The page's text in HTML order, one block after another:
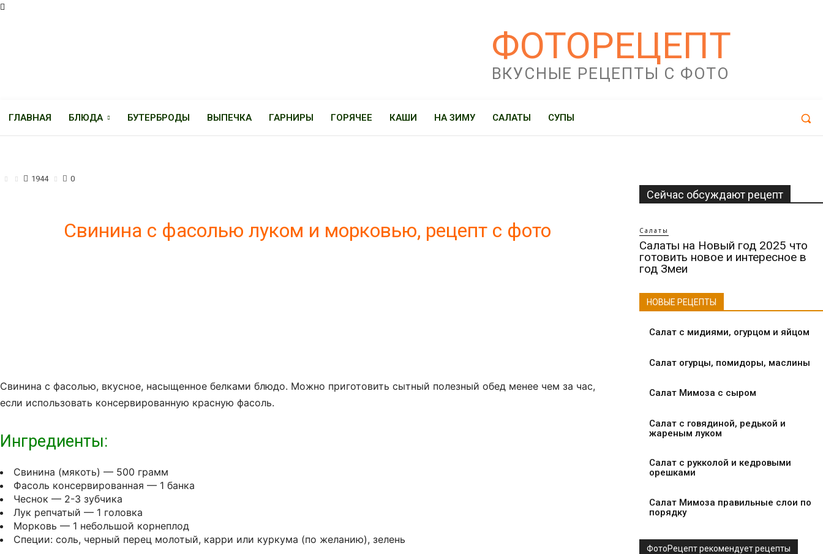
ФОТОРЕЦЕПТ
ВКУСНЫЕ РЕЦЕПТЫ С ФОТО
ГЛАВНАЯ БЛЮДА БУТЕРБРОДЫ ВЫПЕЧКА ГАРНИРЫ ГОРЯЧЕЕ КАШИ НА ЗИМУ САЛАТЫ СУПЫ
1944 0
Свинина с фасолью луком и морковью, рецепт с фото
Свинина с фасолью, вкусное, насыщенное белками блюдо. Можно приготовить сытный полезный обед менее чем за час,
если использовать консервированную красную фасоль.
Ингредиенты:
Свинина (мякоть) — 500 грамм
Фасоль консервированная — 1 банка
Чеснок — 2-3 зубчика
Лук репчатый — 1 головка
Морковь — 1 небольшой корнеплод
Специи: соль, черный перец молотый, карри или куркума (по желанию), зелень
Сейчас обсуждают рецепт
Салаты
Салаты на Новый год 2025 что
готовить новое и интересное в
год Змеи
НОВЫЕ РЕЦЕПТЫ
Салат с мидиями, огурцом и яйцом
Салат огурцы, помидоры, маслины
Салат Мимоза с сыром
Салат с говядиной, редькой и
жареным луком
Салат с рукколой и кедровыми
орешками
Салат Мимоза правильные слои по
порядку
ФотоРецепт рекомендует рецепты